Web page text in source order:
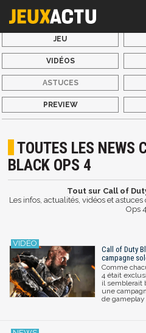
JEU
VIDÉOS
ASTUCES
PREVIEW
TOUTES LES NEWS
BLACK OPS 4
Tout sur Call of
Les infos, actualités, vidéos et
Ops 4
Call of Duty
campagne
Comme
4 était
il semblerait
une
de